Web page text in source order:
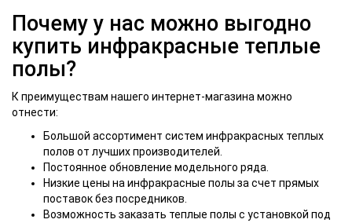
Почему у нас можно выгодно
купить инфракрасные теплые
полы?
К преимуществам нашего интернет-магазина можно
отнести:
Большой ассортимент систем инфракрасных теплых
полов от лучших производителей.
Постоянное обновление модельного ряда.
Низкие цены на инфракрасные полы за счет прямых
поставок без посредников.
Возможность заказать теплые полы с установкой под